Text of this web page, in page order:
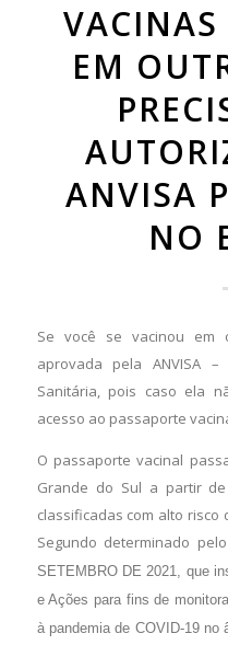
EM
ANVISA
NO
Se você se vacinou em
aprovada pela ANVISA
Sanitária, pois caso ela
acesso ao passaporte
O passaporte vacinal
Grande do Sul a partir
classificadas com alto risco
Segundo determinado pelo
SETEMBRO DE 2021, que
e Ações para fins de
à pandemia de COVID-19 no